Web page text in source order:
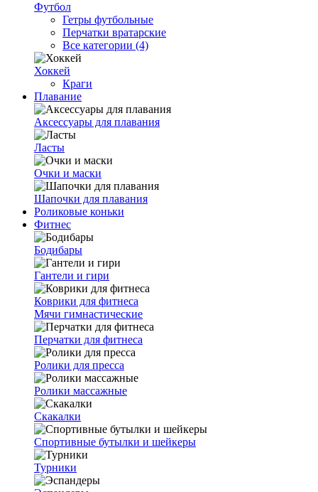
Футбол
Гетры футбольные
Перчатки вратарские
Все категории (4)
Хоккей
Краги
Плавание
Аксессуары для плавания
Ласты
Очки и маски
Шапочки для плавания
Роликовые коньки
Фитнес
Бодибары
Гантели и гири
Коврики для фитнеса
Мячи гимнастические
Перчатки для фитнеса
Ролики для пресса
Ролики массажные
Скакалки
Спортивные бутылки и шейкеры
Турники